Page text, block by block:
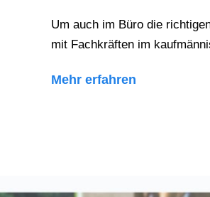
Um auch im Büro die
mit Fachkräften im
Mehr erfahren